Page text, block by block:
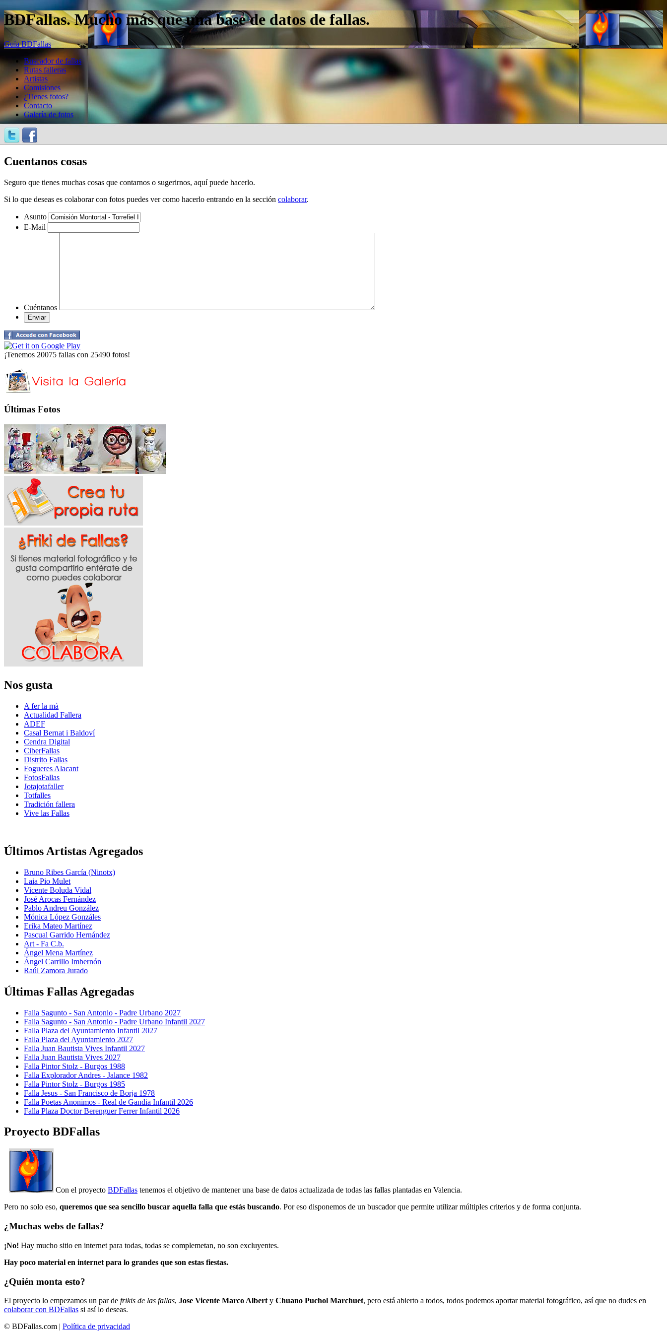
BDFallas. Mucho más que una base de datos de fallas.
Guía BDFallas
Buscador de fallas
Rutas falleras
Artistas
Comisiones
¿Tienes fotos?
Contacto
Galería de fotos
Cuentanos cosas
Seguro que tienes muchas cosas que contarnos o sugerirnos, aquí puede hacerlo.
Si lo que deseas es colaborar con fotos puedes ver como hacerlo entrando en la sección colaborar.
Asunto
E-Mail
Cuéntanos
¡Tenemos 20075 fallas con 25490 fotos!
Últimas Fotos
Nos gusta
A fer la mà
Actualidad Fallera
ADEF
Casal Bernat i Baldoví
Cendra Digital
CiberFallas
Distrito Fallas
Fogueres Alacant
FotosFallas
Jotajotafaller
Totfalles
Tradición fallera
Vive las Fallas
Últimos Artistas Agregados
Bruno Ribes García (Ninotx)
Laia Pio Mulet
Vicente Boluda Vidal
José Arocas Fernández
Pablo Andreu González
Mónica López Gonzáles
Erika Mateo Martínez
Pascual Garrido Hernández
Art - Fa C.b.
Ángel Mena Martínez
Ángel Carrillo Imbernón
Raúl Zamora Jurado
Últimas Fallas Agregadas
Falla Sagunto - San Antonio - Padre Urbano 2027
Falla Sagunto - San Antonio - Padre Urbano Infantil 2027
Falla Plaza del Ayuntamiento Infantil 2027
Falla Plaza del Ayuntamiento 2027
Falla Juan Bautista Vives Infantil 2027
Falla Juan Bautista Vives 2027
Falla Pintor Stolz - Burgos 1988
Falla Explorador Andres - Jalance 1982
Falla Pintor Stolz - Burgos 1985
Falla Jesus - San Francisco de Borja 1978
Falla Poetas Anonimos - Real de Gandia Infantil 2026
Falla Plaza Doctor Berenguer Ferrer Infantil 2026
Proyecto BDFallas
Con el proyecto BDFallas tenemos el objetivo de mantener una base de datos actualizada de todas las fallas plantadas en Valencia.
Pero no solo eso, queremos que sea sencillo buscar aquella falla que estás buscando. Por eso disponemos de un buscador que permite utilizar múltiples criterios y de forma conjunta.
¿Muchas webs de fallas?
¡No! Hay mucho sitio en internet para todas, todas se complemetan, no son excluyentes.
Hay poco material en internet para lo grandes que son estas fiestas.
¿Quién monta esto?
El proyecto lo empezamos un par de frikis de las fallas, Jose Vicente Marco Albert y Chuano Puchol Marchuet, pero está abierto a todos, todos podemos aportar material fotográfico, así que no dudes en
colaborar con BDFallas si así lo deseas.
© BDFallas.com | Política de privacidad